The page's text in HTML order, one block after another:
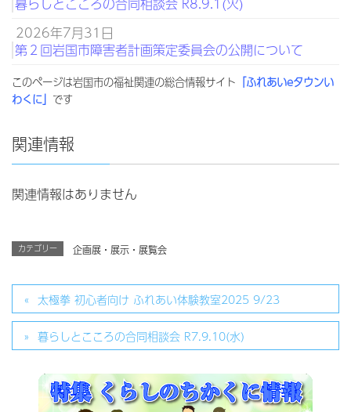
2026年7月31日
第２回岩国市障害者計画策定委員会の公開について
このページは岩国市の福祉関連の総合情報サイト 「ふれあいeタウンい
わくに」 です
関連情報
関連情報はありません
カテゴリー 企画展・展示・展覧会
太極拳 初心者向け ふれあい体験教室2025 9/23
暮らしとこころの合同相談会 R7.9.10(水)